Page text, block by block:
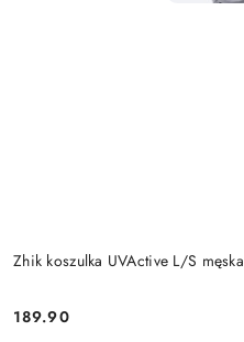
Zhik koszulka UVActive L/S męska
Cena:
189.90